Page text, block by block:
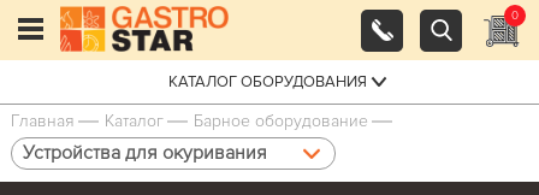
0
КАТАЛОГ ОБОРУДОВАНИЯ
Главная Каталог Барное оборудование
Устройства для окуривания